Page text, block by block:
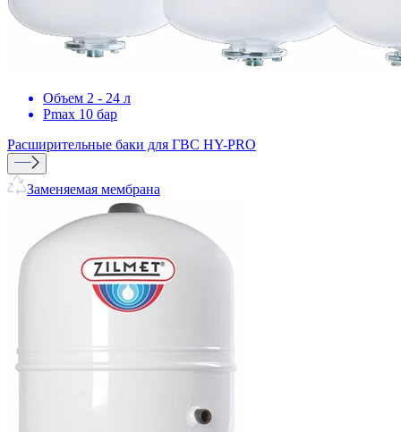
Объем 2 - 24 л
Pmax 10 бар
Расширительные баки для ГВС HY-PRO
Заменяемая мембрана